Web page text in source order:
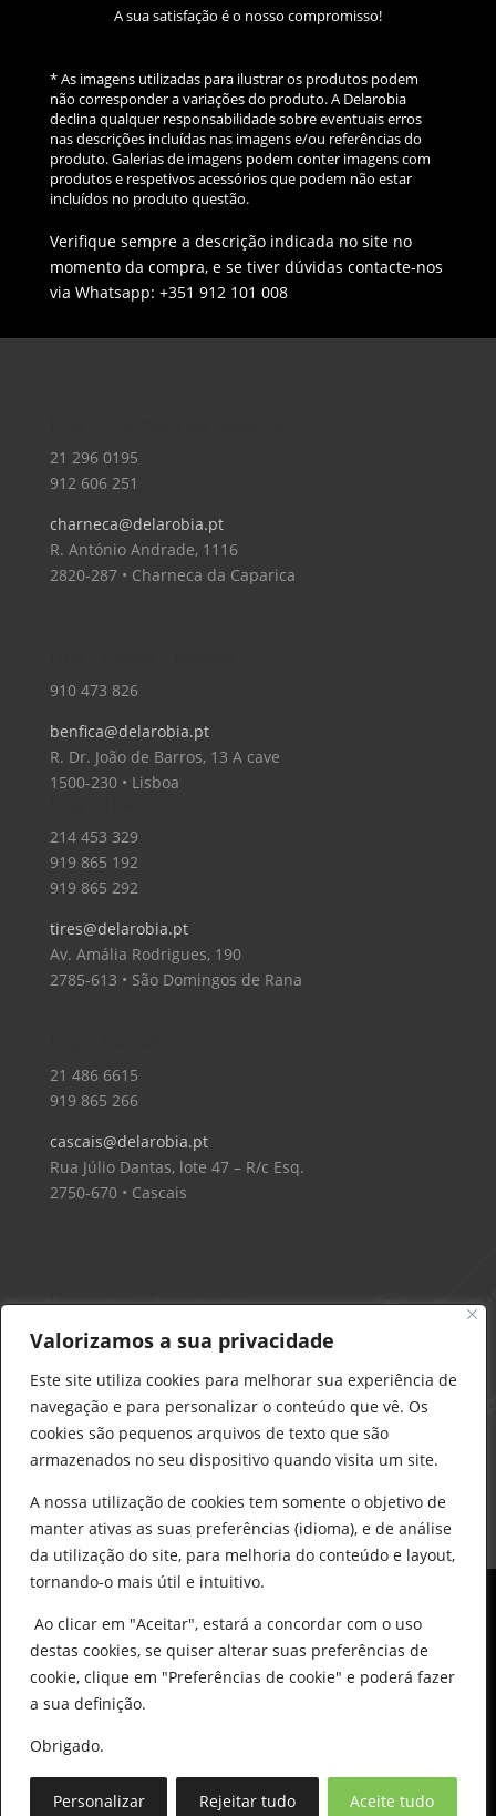
Valorizamos a sua privacidade
Este site utiliza cookies para melhorar sua experiência de
navegação e para personalizar o conteúdo que vê. Os
cookies são pequenos arquivos de texto que são
armazenados no seu dispositivo quando visita um site.
A nossa utilização de cookies tem somente o objetivo de
manter ativas as suas preferências (idioma), e de análise
da utilização do site, para melhoria do conteúdo e layout,
tornando-o mais útil e intuitivo.
Ao clicar em "Aceitar", estará a concordar com o uso
destas cookies, se quiser alterar suas preferências de
cookie, clique em "Preferências de cookie" e poderá fazer
a sua definição.
Obrigado.
Personalizar Rejeitar tudo Aceite tudo
A sua satisfação é o nosso compromisso!
* As imagens utilizadas para ilustrar os produtos podem
não corresponder a variações do produto. A Delarobia
declina qualquer responsabilidade sobre eventuais erros
nas descrições incluídas nas imagens e/ou referências do
produto. Galerias de imagens podem conter imagens com
produtos e respetivos acessórios que podem não estar
incluídos no produto questão.
Verifique sempre a descrição indicada no site no
momento da compra, e se tiver dúvidas contacte-nos
via Whatsapp: +351 912 101 008
21 296 0195
912 606 251
charneca@delarobia.pt
R. António Andrade, 1116
2820-287 • Charneca da Caparica
910 473 826
benfica@delarobia.pt
R. Dr. João de Barros, 13 A cave
1500-230 • Lisboa
214 453 329
919 865 192
919 865 292
tires@delarobia.pt
Av. Amália Rodrigues, 190
2785-613 • São Domingos de Rana
21 486 6615
919 865 266
cascais@delarobia.pt
Rua Júlio Dantas, lote 47 – R/c Esq.
2750-670 • Cascais
Delarobia – Construção
912 441 514
construcao@delarobia.pt
R. António Andrade, 1171
2820-287 • Charneca de Caparica
© All Copyright 2025 by Delarobia.pt